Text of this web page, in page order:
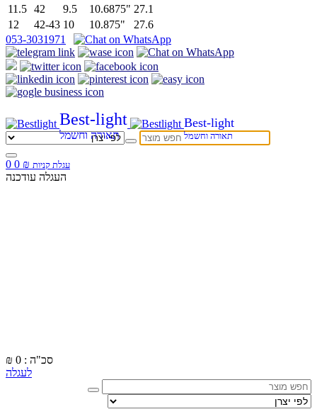
11.5 42 9.5 10.6875" 27.1
12
42-43 10 10.875"
27.6
053-3031971
Best-light
תאורה וחשמל
Best-light
תאורה וחשמל
0 עגלת קניות ₪
0
העגלה עודכנה
₪
סכ"ה : 0
לעגלה